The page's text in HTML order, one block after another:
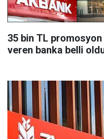
35 bin TL
veren banka belli